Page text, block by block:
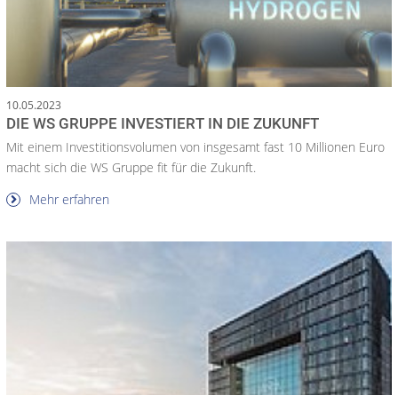
10.05.2023
DIE WS GRUPPE INVESTIERT IN DIE ZUKUNFT
Mit einem Investitionsvolumen von insgesamt fast 10 Millionen Euro
macht sich die WS Gruppe fit für die Zukunft.
Mehr erfahren